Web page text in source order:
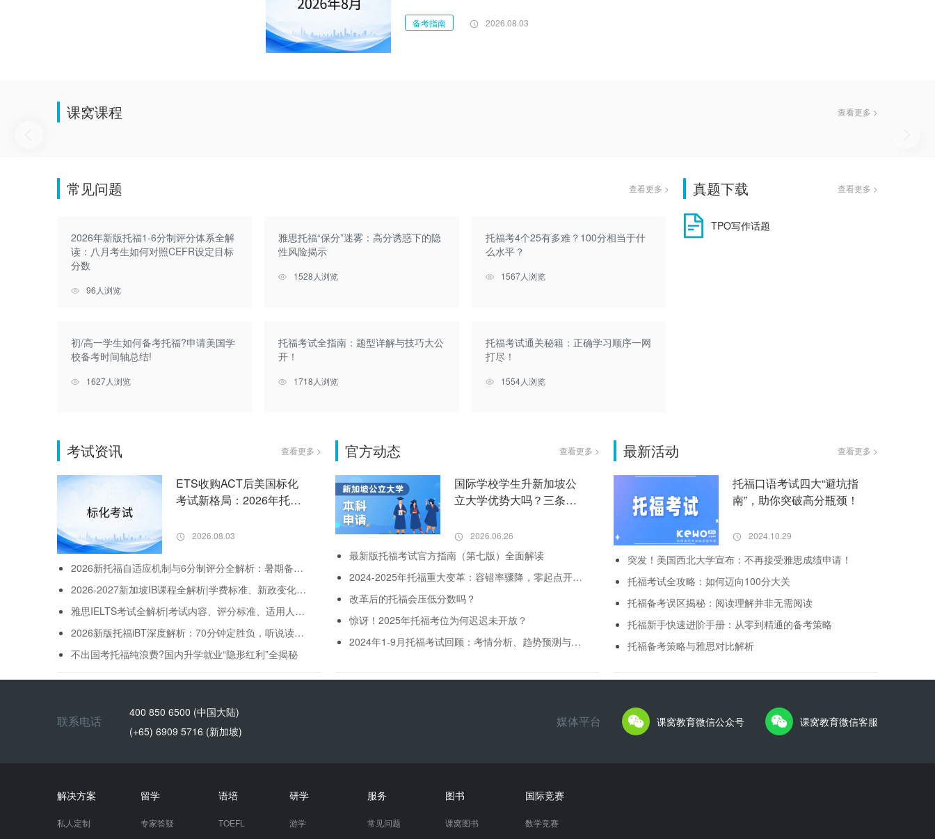
备考指南 2026.08.03
课窝课程 查看更多 >
常见问题 查看更多 >
2026年新版托福1-6分制评分体系全解
读：八月考生如何对照CEFR设定目标
分数
96人浏览
雅思托福“保分”迷雾：高分诱惑下的隐
性风险揭示
1528人浏览
托福考4个25有多难？100分相当于什
么水平？
1567人浏览
初/高一学生如何备考托福?申请美国学
校备考时间轴总结!
1627人浏览
托福考试全指南：题型详解与技巧大公
开！
1718人浏览
托福考试通关秘籍：正确学习顺序一网
打尽！
1554人浏览
真题下载 查看更多 >
TPO写作话题
考试资讯 查看更多 >
ETS收购ACT后美国标化
考试新格局：2026年托福
策略2026.08.03
2026新托福自适应机制与6分制评分全解析：暑期备考如何精准适配新考试逻辑
2026-2027新加坡IB课程全解析|学费标准、新政变化、升学录取分数线
雅思IELTS考试全解析|考试内容、评分标准、适用人群及备考攻略
2026新版托福iBT深度解析：70分钟定胜负，听说读写全变了!
不出国考托福纯浪费?国内升学就业“隐形红利”全揭秘
官方动态 查看更多 >
国际学校学生升新加坡公
立大学优势大吗？三条升
2026.06.26
最新版托福考试官方指南（第七版）全面解读
2024-2025年托福重大变革：容错率骤降，零起点开启高分逆袭之旅
改革后的托福会压低分数吗？
惊讶！2025年托福考位为何迟迟未开放？
2024年1-9月托福考试回顾：考情分析、趋势预测与备考攻略
最新活动 查看更多 >
托福口语考试四大“避坑指
南”，助你突破高分瓶颈！
2024.10.29
突发！美国西北大学宣布：不再接受雅思成绩申请！
托福考试全攻略：如何迈向100分大关
托福备考误区揭秘：阅读理解并非无需阅读
托福新手快速进阶手册：从零到精通的备考策略
托福备考策略与雅思对比解析
联系电话
400 850 6500 (中国大陆)
(+65) 6909 5716 (新加坡)
媒体平台 课窝教育微信公众号 课窝教育微信客服
解决方案
私人定制
留学
专家答疑
语培
TOEFL
研学
游学
服务
常见问题
图书
课窝图书
国际竞赛
数学竞赛